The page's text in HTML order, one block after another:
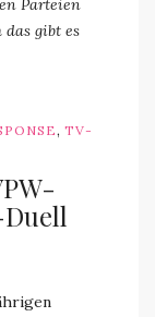
Parteien
gibt es
, TV-